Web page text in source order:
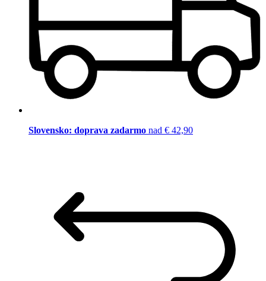
Slovensko: doprava zadarmo nad € 42,90